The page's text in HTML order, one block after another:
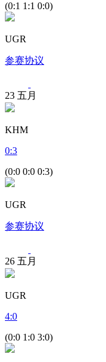
(0:1 1:1 0:0)
UGR
参赛协议
23 五月
KHM
0:3
(0:0 0:0 0:3)
UGR
参赛协议
26 五月
UGR
4:0
(0:0 1:0 3:0)